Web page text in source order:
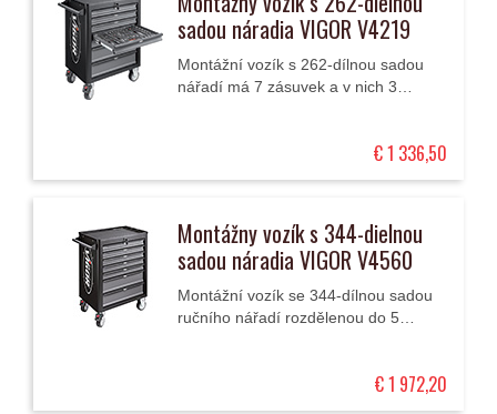
sadou náradia VIGOR V4219
Montážní vozík s 262-dílnou sadou
nářadí má 7 zásuvek a v nich 3
€ 1 336,50
Montážny vozík s 344-dielnou
sadou náradia VIGOR V4560
Montážní vozík se 344-dílnou sadou
ručního nářadí rozdělenou do 5
€ 1 972,20